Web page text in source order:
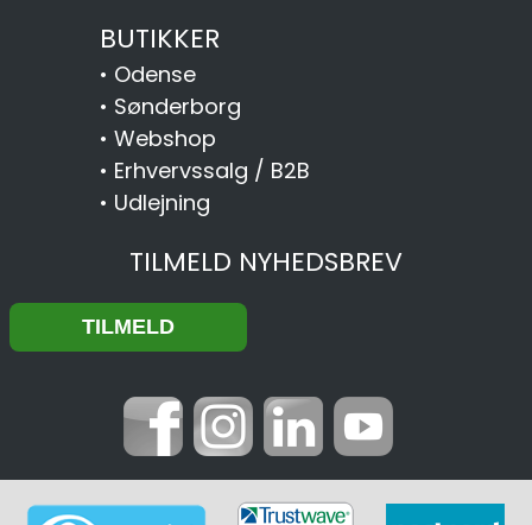
BUTIKKER
• Odense
• Sønderborg
• Webshop
• Erhvervssalg / B2B
• Udlejning
TILMELD NYHEDSBREV